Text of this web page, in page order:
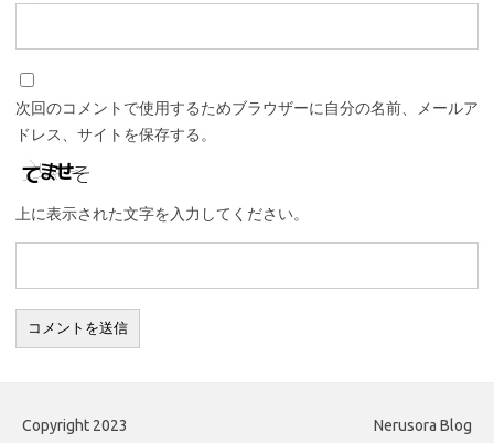
次回のコメントで使用するためブラウザーに自分の名前、メールア
ドレス、サイトを保存する。
上に表示された文字を入力してください。
Copyright 2023 Nerusora Blog